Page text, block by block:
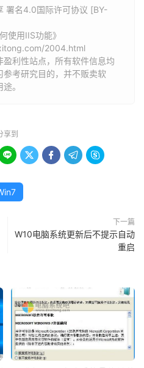
署名4.0国际许可协议 [BY-
使用IIS功能》
2004.html
利性站点，所有软件信息均
考研究目的，并不贩卖软
。
享到
    
下一篇
W10电脑系统更新后不提示自动
重启